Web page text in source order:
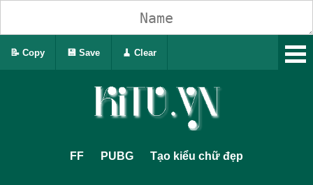
FF PUBG Tạo kiểu chữ đẹp
📝 Copy 💾 Save 🧹 Clear